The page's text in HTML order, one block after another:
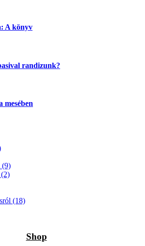
A könyv
randizunk?
mesében
(9)
(2)
(18)
Shop